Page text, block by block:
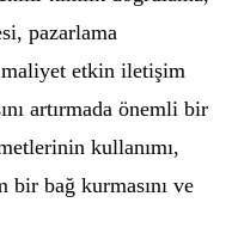
pazarlama
etkin iletişim
artırmada önemli bir
kullanımı,
bağ kurmasını ve